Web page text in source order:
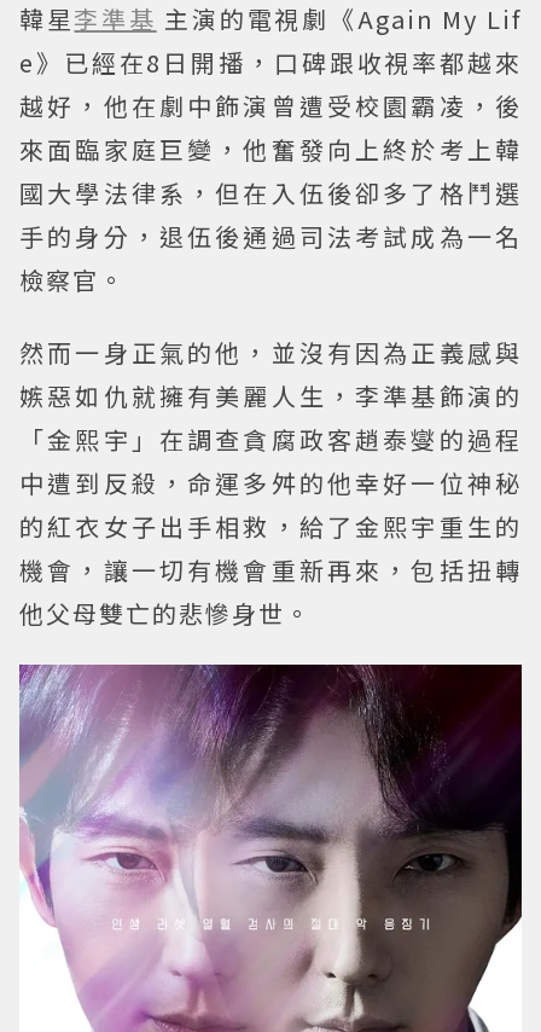
韓星李準基 主演的電視劇《Again My Lif
e》已經在8日開播，口碑跟收視率都越來
越好，他在劇中飾演曾遭受校園霸凌，後
來面臨家庭巨變，他奮發向上終於考上韓
國大學法律系，但在入伍後卻多了格鬥選
手的身分，退伍後通過司法考試成為一名
檢察官。
然而一身正氣的他，並沒有因為正義感與
嫉惡如仇就擁有美麗人生，李準基飾演的
「金熙宇」在調查貪腐政客趙泰燮的過程
中遭到反殺，命運多舛的他幸好一位神秘
的紅衣女子出手相救，給了金熙宇重生的
機會，讓一切有機會重新再來，包括扭轉
他父母雙亡的悲慘身世。